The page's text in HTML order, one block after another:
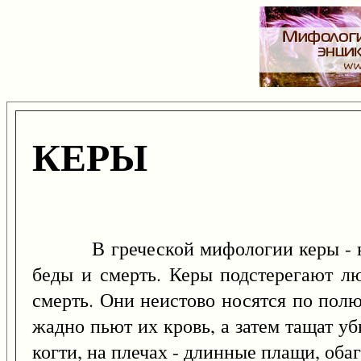
КЕРЫ
В греческой мифологии керы -
беды и смерть. Керы подстерегают
смерть. Они неистово носятся по
жадно пьют их кровь, а затем тащат
когти, на плечах - длинные плащи,